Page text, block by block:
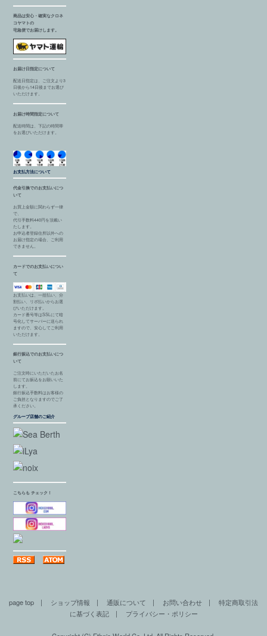
商品は安心・確実なクロネ
コヤマトの
宅急便でお届けします。
お届け日指定について
配送日指定は、ご注文より3
日後から14日後までお選び
いただけます。
お届け時間指定について
配送時間は、下記の時間帯
をお選びいただけます。
お支払方法について
代金引換でのお支払いにつ
いて
お買上金額に関わらず一律
で、
代引手数料440円を頂戴い
たします。
お申込者登録住所以外への
お届け指定の場合、ご利用
できません。
カードでのお支払いについ
て
お支払いは、一括払い、分
割払い、リボ払いからお選
びいただけます。
カード番号等はSSLにて暗
号化してサーバーに送られ
ますので、安心してご利用
いただけます。
銀行振込でのお支払いにつ
いて
ご注文時にいただいたお名
前にてお振込をお願いいた
します。
銀行振込手数料はお客様の
ご負担となりますのでご了
承ください。
グループ店舗のご紹介
こちらも チェック！
page top | ショップ情報 | 通販について | お問い合わせ | 特定商取引法
に基づく表記| プライバシー・ポリシー